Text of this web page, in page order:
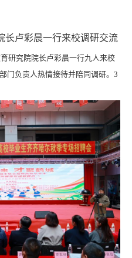
长卢彩晨一行来校调研交流
研究院院长卢彩晨一行九人来校
门负责人热情接待并陪同调研。3
产教融合基地、新能源汽车实训
各实训场所的设施设备、运行模
践教学情况，对我校在实践教学
予了高度评价。随...